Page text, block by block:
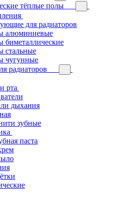
тёплые полы
для радиаторов
алюминиевые
биметаллические
стальные
чугунные
радиаторов
рта
дыхания
зубные
паста